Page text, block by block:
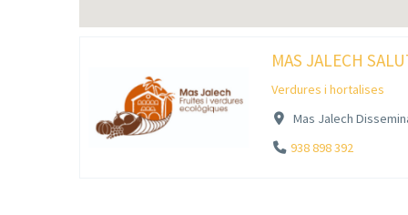
MAS JALECH
Verdures i hortalises
Mas Jalech
938 898 392